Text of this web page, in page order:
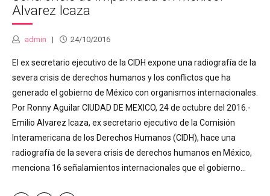
Alvarez Icaza
admin 24/10/2016
El ex secretario ejecutivo de la CIDH expone una radiografía de la
severa crisis de derechos humanos y los conflictos que ha
generado el gobierno de México con organismos internacionales.
Por Ronny Aguilar CIUDAD DE MEXICO, 24 de octubre del 2016.-
Emilio Alvarez Icaza, ex secretario ejecutivo de la Comisión
Interamericana de los Derechos Humanos (CIDH), hace una
radiografía de la severa crisis de derechos humanos en México,
menciona 16 señalamientos internacionales que el gobierno...